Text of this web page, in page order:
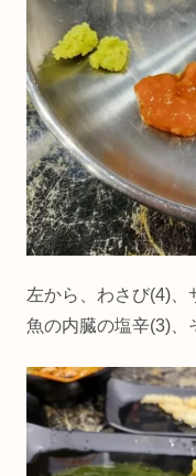
左から、わさび(4)、
魚の内臓の塩辛(3)、